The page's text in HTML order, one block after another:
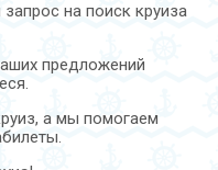
запрос на поиск круиза
предложений
а мы помогаем